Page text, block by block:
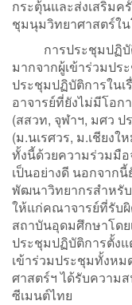
กระตุ้นและส่งเสริม
ชุมนุมวิทยาศาสตร์ใ
การประชุมปฏิบัติ
มากจากผู้เข้าร่วมป
ประชุมปฏิบัติการใน
อาจารย์ที่ยังไม่มีโอ
(สสวท, จุฬาฯ, มศว
(ม.นเรศวร, ม.เชียง
ทั้งนี้ด้วยความร่วมมื
เป็นอย่างดี นอกจาก
พัฒนาวิทยากรสำหรั
ให้แก่คณาจารย์ที่รับ
สถาบันอุดมศึกษาโด
ประชุมปฏิบัติการตั้งแ
เข้าร่วมประชุมทั้งห
ศาสตร์ฯ ได้รับความ
ซีเมนต์ไทย